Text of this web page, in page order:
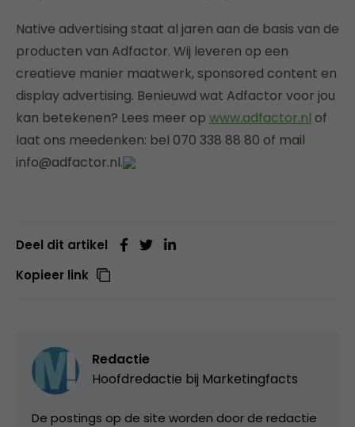
Native advertising staat al jaren aan de basis van de
producten van Adfactor. Wij leveren op een
creatieve manier maatwerk, sponsored content en
display advertising. Benieuwd wat Adfactor voor jou
kan betekenen? Lees meer op www.adfactor.nl of
laat ons meedenken: bel 070 338 88 80 of mail
info@adfactor.nl.
Deel dit artikel
Kopieer link
Redactie
Hoofdredactie bij Marketingfacts
De postings op de site worden door de redactie